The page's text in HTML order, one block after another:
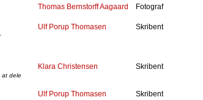
Thomas Bernstorff Aagaard Fotograf
Ulf Porup Thomasen Skribent
at dele
Klara Christensen Skribent
Ulf Porup Thomasen
Skribent